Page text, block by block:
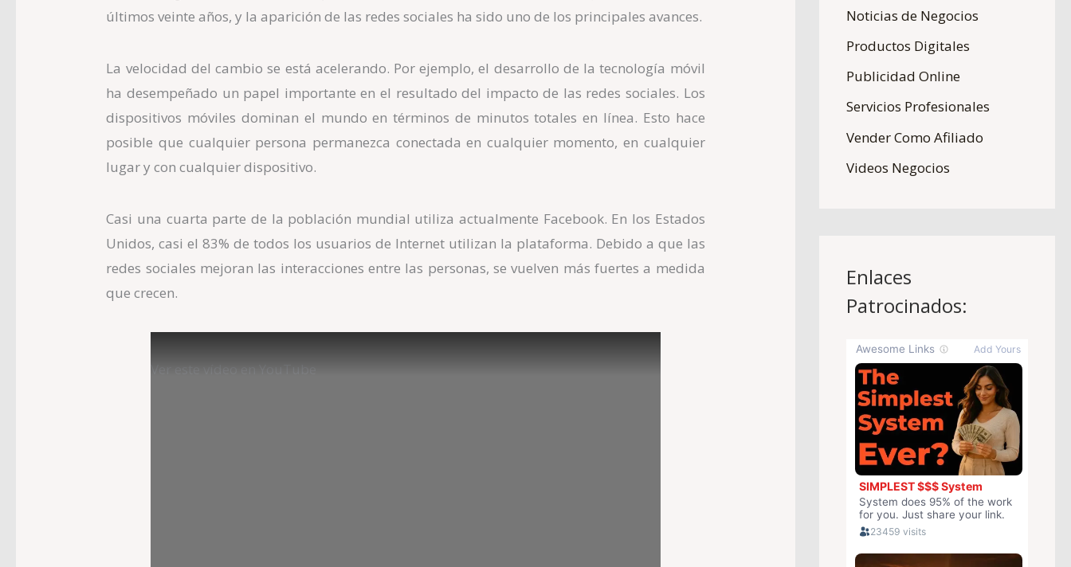
últimos veinte años, y la aparición de las redes sociales ha sido uno de los principales avances.
La velocidad del cambio se está acelerando. Por ejemplo, el desarrollo de la tecnología móvil
ha desempeñado un papel importante en el resultado del impacto de las redes sociales. Los
dispositivos móviles dominan el mundo en términos de minutos totales en línea. Esto hace
posible que cualquier persona permanezca conectada en cualquier momento, en cualquier
lugar y con cualquier dispositivo.
Casi una cuarta parte de la población mundial utiliza actualmente Facebook. En los Estados
Unidos, casi el 83% de todos los usuarios de Internet utilizan la plataforma. Debido a que las
redes sociales mejoran las interacciones entre las personas, se vuelven más fuertes a medida
que crecen.
Ver este vídeo en YouTube
r
:
Noticias de Negocios
Productos Digitales
Publicidad Online
Servicios Profesionales
Vender Como Afiliado
Videos Negocios
Enlaces
Patrocinados: